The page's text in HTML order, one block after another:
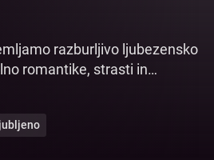
razburljivo ljubezensko
romantike, strasti in
vili na otoku Majorka, kjer
v vili in se prebili do mamljive
saj je tekmovalec, ki ostane